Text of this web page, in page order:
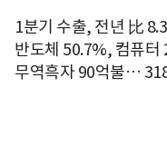
1분기 수출, 전년 比
반도체 50.7%, 컴퓨터
무역흑자 90억불…